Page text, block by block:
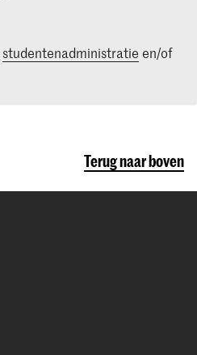
studentenadministratie en/of
Terug naar boven